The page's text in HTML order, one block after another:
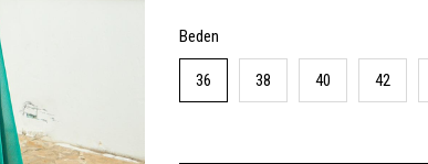
Beden
36 38 40 42